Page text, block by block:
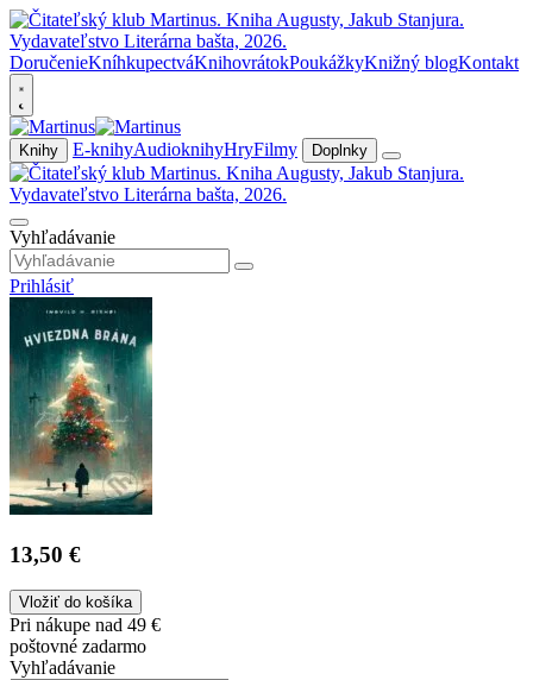
DoručenieKníhkupectváKnihovrátokPoukážkyKnižný blogKontakt
Knihy E-knihyAudioknihyHryFilmy Doplnky
Vyhľadávanie
Prihlásiť
13,50 €
Vložiť do košíka
Pri nákupe nad 49 €
poštovné zadarmo
Vyhľadávanie